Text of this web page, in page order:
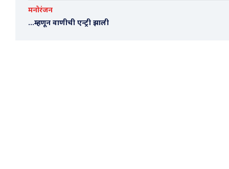
मनोरंजन
…म्हणून वाणीची एन्ट्री झाली